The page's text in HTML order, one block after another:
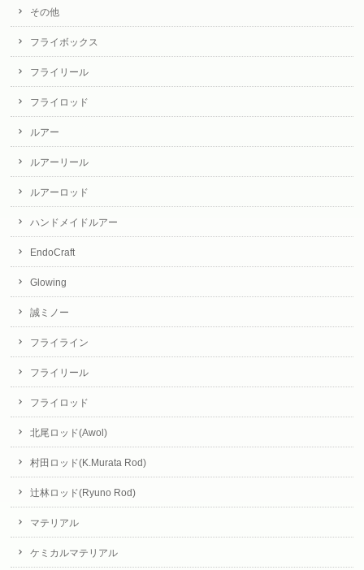
その他
フライボックス
フライリール
フライロッド
ルアー
ルアーリール
ルアーロッド
ハンドメイドルアー
EndoCraft
Glowing
誠ミノー
フライライン
フライリール
フライロッド
北尾ロッド(Awol)
村田ロッド(K.Murata Rod)
辻林ロッド(Ryuno Rod)
マテリアル
ケミカルマテリアル